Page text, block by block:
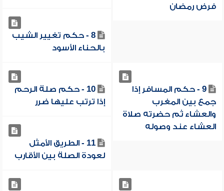
فرض رمضان
8 - حكم تغيير الشيب
بالحناء الأسود
9 - حكم المسافر إذا
جمع بين المغرب
والعشاء ثم حضرته صلاة
العشاء عند وصوله
10 - حكم صلة الرحم
إذا ترتب عليها ضرر
11 - الطريق الأمثل
لعودة الصلة بين الأقارب